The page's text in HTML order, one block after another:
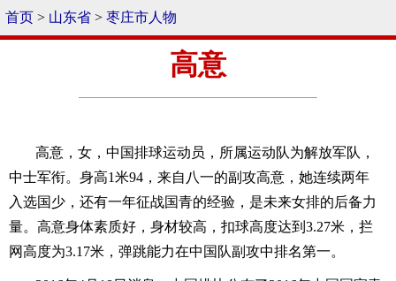
首页 > 山东省 > 枣庄市人物
高意
高意，女，中国排球运动员，所属运动队为解放军队，
中士军衔。身高1米94，来自八一的副攻高意，她连续两年
入选国少，还有一年征战国青的经验，是未来女排的后备力
量。高意身体素质好，身材较高，扣球高度达到3.27米，拦
网高度为3.17米，弹跳能力在中国队副攻中排名第一。